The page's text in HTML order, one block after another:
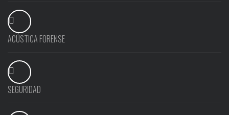
ACÚSTICA FORENSE
SEGURIDAD